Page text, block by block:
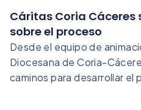
Cáritas Coria
sobre el proceso
Desde el equipo de
Diocesana de Coria-
caminos para desarrollar el